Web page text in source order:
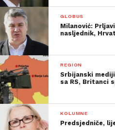
GLOBUS
Milanović:
nasljednik,
REGION
Srbijanski
sa RS, Britanci
KOLUMNE
Predsjedniče,